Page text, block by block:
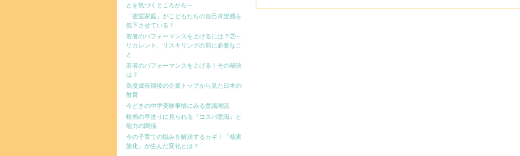
とを気づくところから～
「密室家庭」がこどもたちの自己肯定感を
低下させている！
若者のパフォーマンスを上げるには？②～
リカレント、リスキリングの前に必要なこ
と
若者のパフォーマンスを上げる！その秘訣
は？
高度成長期後の企業トップから見た日本の
教育
今どきの中学受験事情にみる意識潮流
映画の早送りに見られる『コスパ意識』と
能力の関係
今の子育ての悩みを解決するカギ！「核家
族化」が生んだ変化とは？